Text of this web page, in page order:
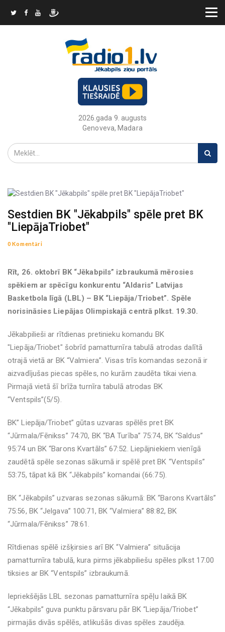
2026.gada 9. augusts
Genoveva, Madara
Sestdien BK "Jēkabpils" spēle pret BK
"LiepājaTriobet"
0 Komentāri
Rīt, 26. oktobrī BK “Jēkabpils” izbraukumā mērosies
spēkiem ar spēcīgu konkurentu “Aldaris” Latvijas
Basketbola līgā (LBL) – BK “Liepāja/Triobet”. Spēle
norisināsies Liepājas Olimpiskajā centrā plkst. 19.30.
Jēkabpilieši ar rītdienas pretinieku komandu BK
"Liepāja/Triobet" šobrīd pamatturnīra tabulā atrodas dalītā
otrajā vietā ar BK “Valmiera”. Visas trīs komandas sezonā ir
aizvadījušas piecas spēles, no kurām zaudēta tikai viena.
Pirmajā vietā šī brīža turnīra tabulā atrodas BK
“Ventspils”(5/5).
BK” Liepāja/Triobet” gūtas uzvaras spēlēs pret BK
“Jūrmala/Fēnikss” 74:70, BK “BA Turība” 75:74, BK “Saldus”
95:74 un BK “Barons Kvartāls” 67:52. Liepājniekiem vienīgā
zaudētā spēle sezonas sākumā ir spēlē pret BK “Ventspils”
53:75, tāpat kā BK “Jēkabpils” komandai (66:75).
BK “Jēkabpils” uzvaras sezonas sākumā: BK “Barons Kvartāls”
75:56, BK “Jelgava” 100:71, BK “Valmiera” 88:82, BK
“Jūrmala/Fēnikss” 78:61.
Rītdienas spēlē izšķirsies arī BK “Valmiera” situācija
pamatturnīra tabulā, kura pirms jēkabpiliešu spēles plkst 17.00
tiksies ar BK “Ventspils” izbraukumā.
Iepriekšējās LBL sezonas pamatturnīra spēļu laikā BK
“Jēkabpils” guva punktu pārsvaru pār BK “Liepāja/Triobet”
pirmajās divās spēlēs, atlikušās divas spēles zaudēja.